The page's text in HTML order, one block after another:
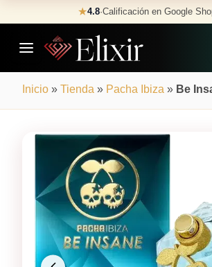
to
content
★4.8·Calificación en Google
Inicio » Tienda » Pacha Ibiza » Be